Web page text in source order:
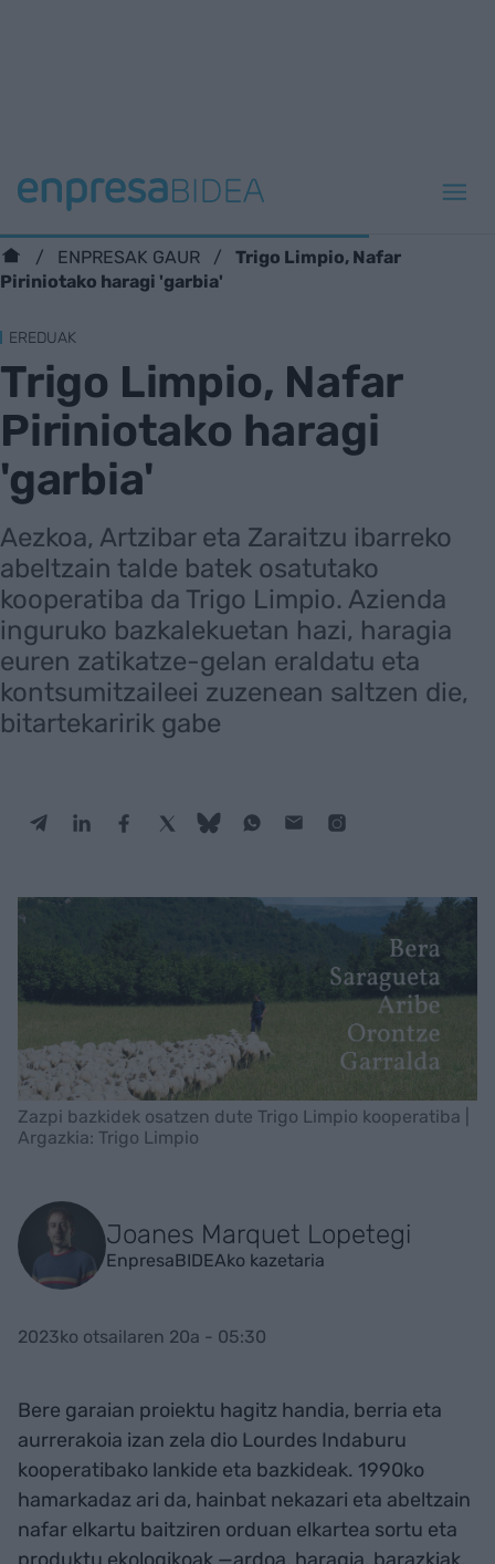
ENPRESAK GAUR
Trigo Limpio, Nafar
Piriniotako haragi 'garbia'
EREDUAK
Trigo Limpio, Nafar
Piriniotako haragi
'garbia'
Aezkoa, Artzibar eta Zaraitzu ibarreko
abeltzain talde batek osatutako
kooperatiba da Trigo Limpio. Azienda
inguruko bazkalekuetan hazi, haragia
euren zatikatze-gelan eraldatu eta
kontsumitzaileei zuzenean saltzen die,
bitartekaririk gabe
Zazpi bazkidek osatzen dute Trigo Limpio kooperatiba |
Argazkia: Trigo Limpio
Joanes Marquet Lopetegi
EnpresaBIDEAko kazetaria
2023ko otsailaren 20a - 05:30
Bere garaian proiektu hagitz handia, berria eta
aurrerakoia izan zela dio Lourdes Indaburu
kooperatibako lankide eta bazkideak. 1990ko
hamarkadaz ari da, hainbat nekazari eta abeltzain
nafar elkartu baitziren orduan elkartea sortu eta